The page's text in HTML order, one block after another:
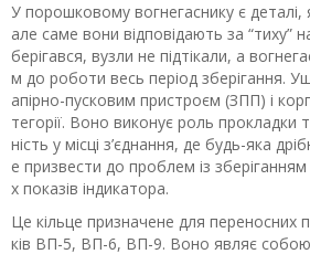
У порошковому вогнегаснику є деталі,
але саме вони відповідають за “тиху”
берігався, вузли не підтікали, а
м до роботи весь період зберігання.
апірно-пусковим пристроєм (ЗПП) і
тегорії. Воно виконує роль прокладки
ність у місці з’єднання, де будь-яка
е призвести до проблем із
х показів індикатора.
Це кільце призначене для переносних
ків ВП-5, ВП-6, ВП-9. Воно являє собою